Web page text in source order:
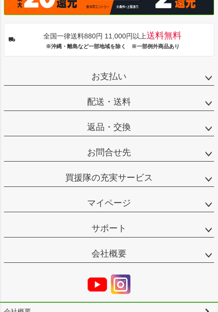
全国一律送料880円 11,000円以上送料無料
※沖縄・離島など一部地域を除く ※一部例外商品あり
お支払い
配送・送料
返品・交換
お問合せ先
買援隊の充実サービス
マイページ
サポート
会社概要